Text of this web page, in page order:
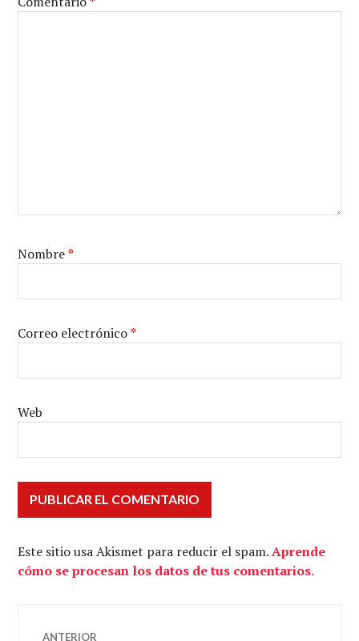
Nombre*
Correo electrónico*
Web
Este sitio usa Akismet para reducir el spam.Aprende
cómo se procesan los datos de tus comentarios.
Navegación
ANTERIOR